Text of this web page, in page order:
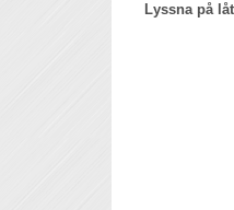
Lyssna på